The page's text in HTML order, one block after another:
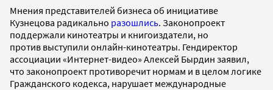
Мнения представителей бизнеса об инициативе
Кузнецова радикально разошлись. Законопроект
поддержали кинотеатры и книгоиздатели, но
против выступили онлайн-кинотеатры. Гендиректор
ассоциации «Интернет-видео» Алексей Бырдин заявил,
что законопроект противоречит нормам и в целом логике
Гражданского кодекса, нарушает международные